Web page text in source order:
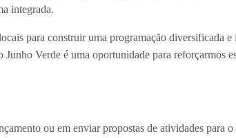
integrada.
para construir uma programação diversificada
Verde é uma oportunidade para reforçarmos
ou em enviar propostas de atividades para